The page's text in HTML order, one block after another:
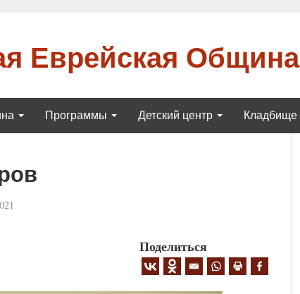
Еврейская Община
Программы Детский центр Кладбище
Поделиться